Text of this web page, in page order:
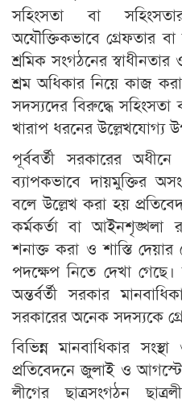
সহিংসতা বা
অযৌক্তিকভাবে গ্রেফতার
শ্রমিক সংগঠনের
শ্রম অধিকার নিয়ে কাজ
সদস্যদের বিরুদ্ধে
খারাপ ধরনের উল্লেখযোগ্য
পূর্ববর্তী সরকারের
ব্যাপকভাবে দায়মুক্তির
বলে উল্লেখ করা হয়
কর্মকর্তা বা আইনশৃঙ্খলা
শনাক্ত করা ও শাস্তি দেয়ার
পদক্ষেপ নিতে দেখা
অন্তর্বর্তী সরকার
সরকারের অনেক সদস্যকে
বিভিন্ন মানবাধিকার
প্রতিবেদনে জুলাই ও
লীগের ছাত্রসংগঠন